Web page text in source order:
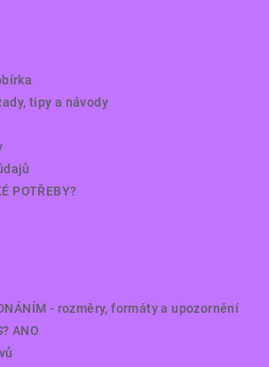
tipy a návody
POTŘEBY?
- rozměry, formáty a upozornění
ANO